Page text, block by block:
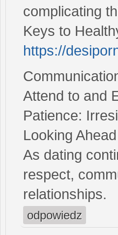
complicating
Keys to
https://
Attend to and
Patience:
Looking Ahead
As dating
respect,
relationships.
odpowiedz